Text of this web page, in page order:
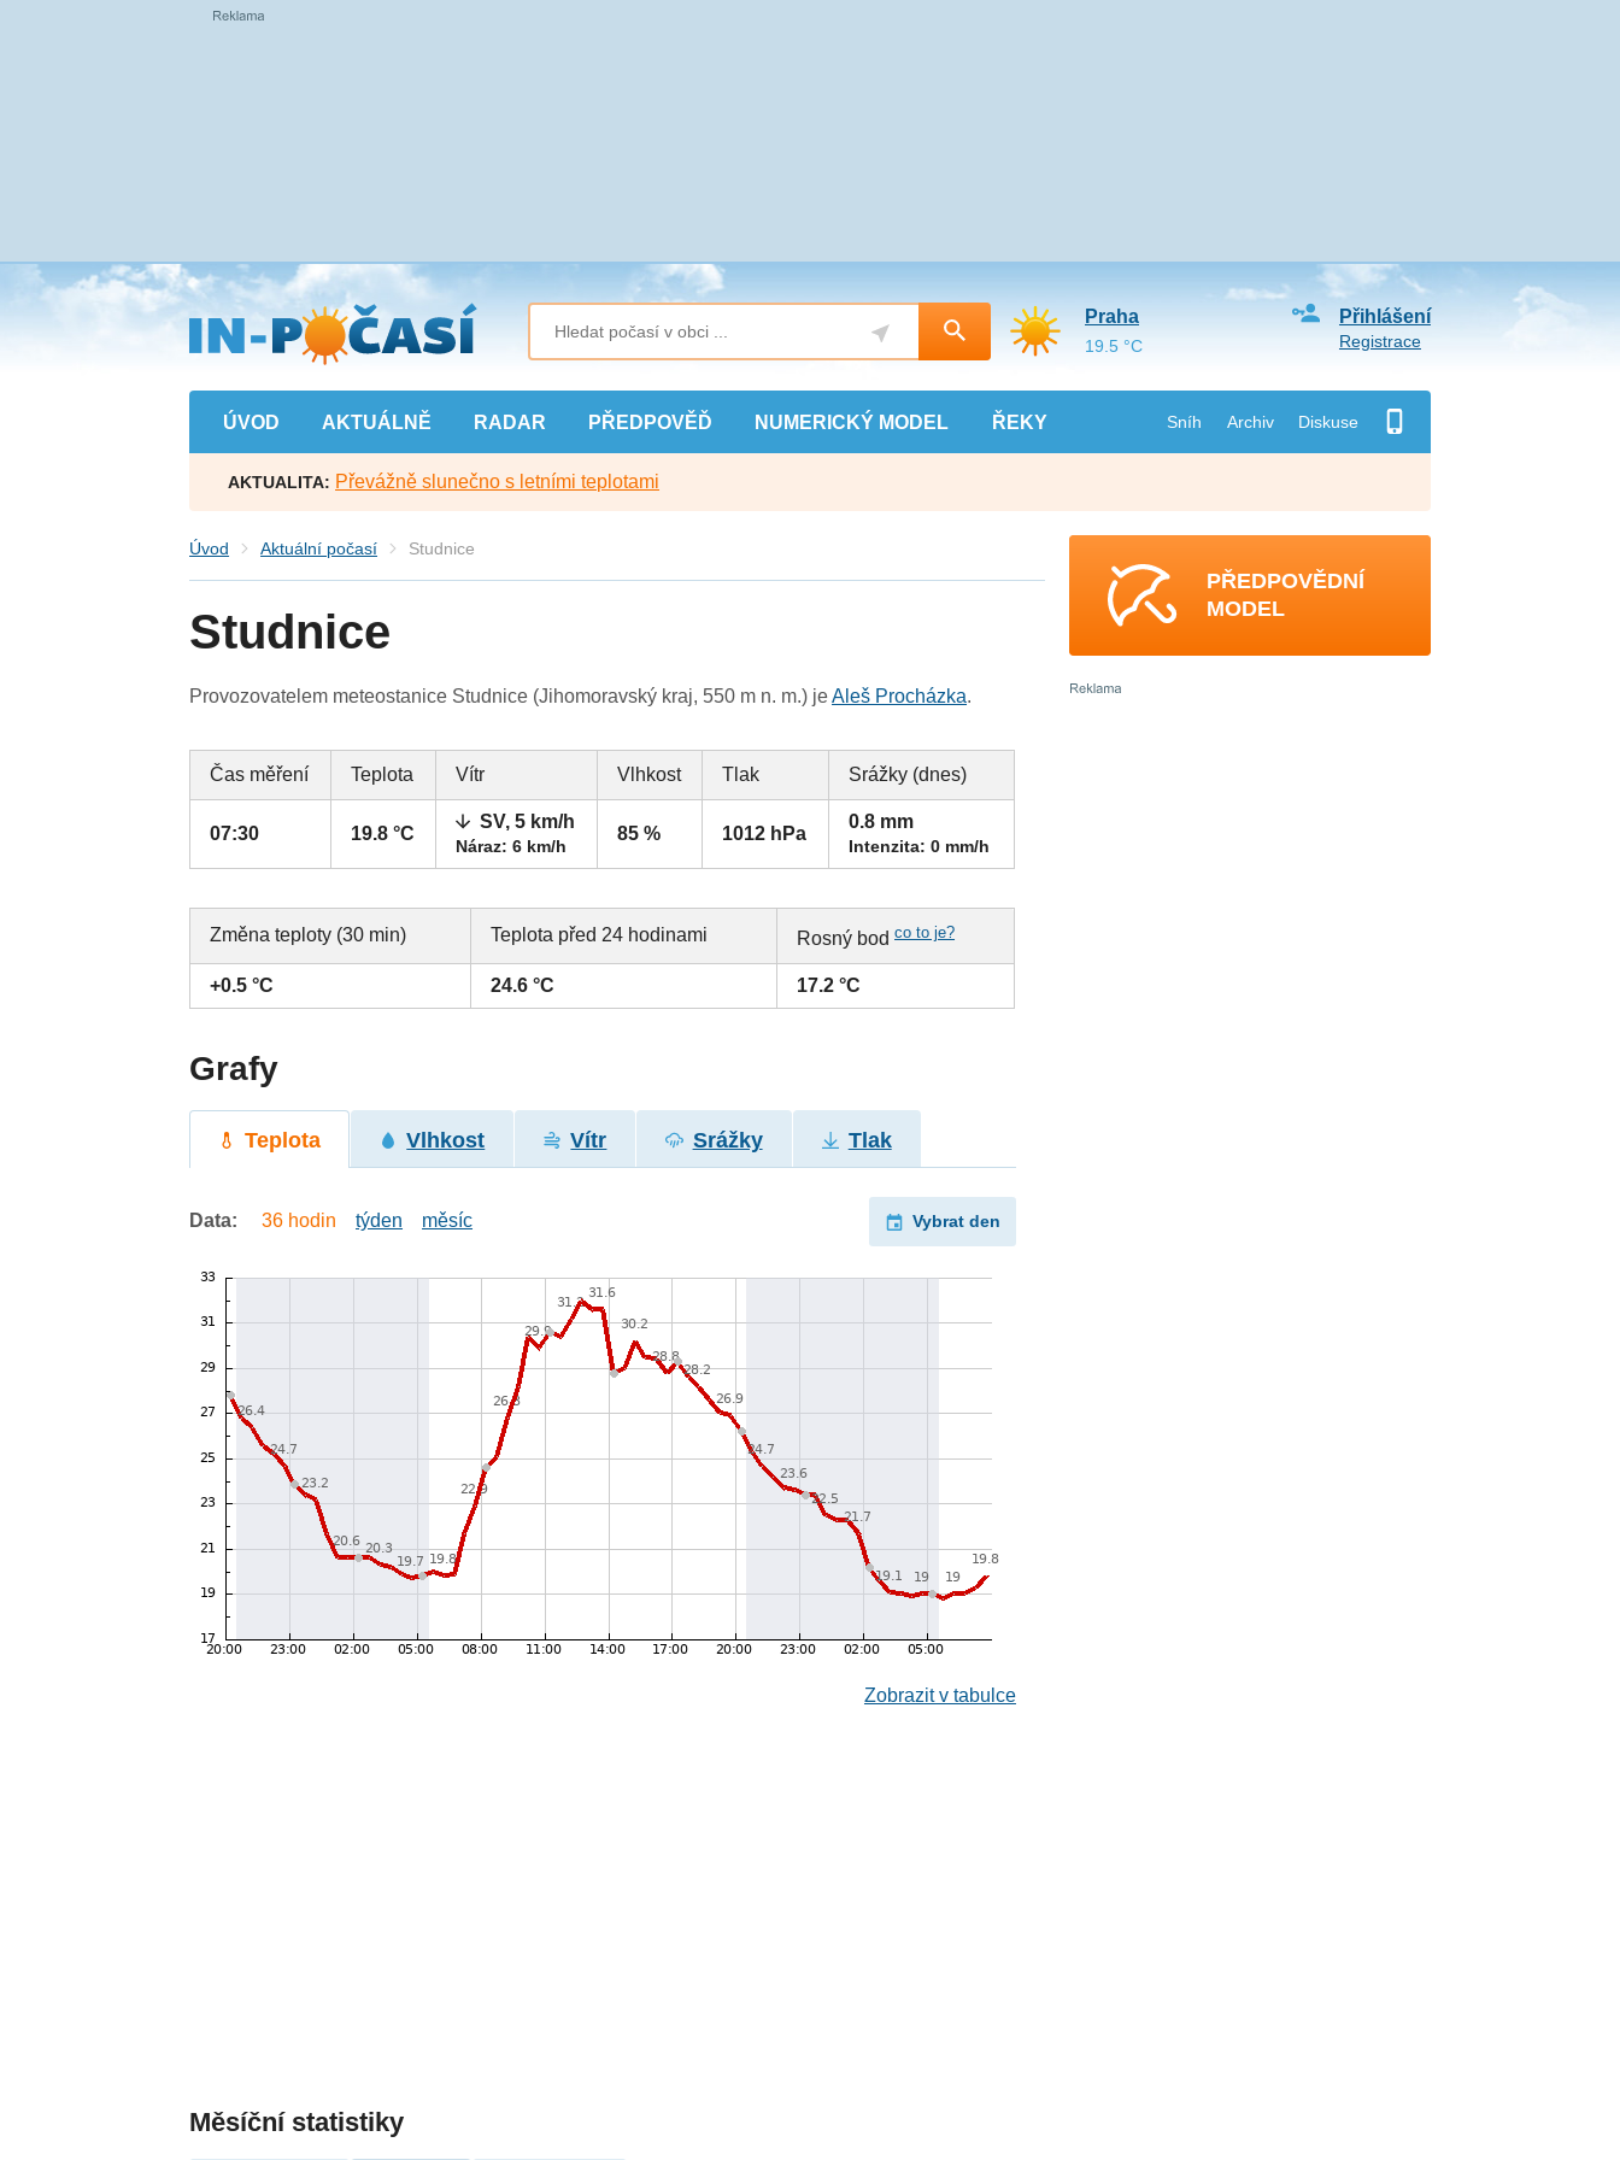
Přejít
na
hlavní
obsah
ÚVOD AKTUÁLNĚ RADAR PŘEDPOVĚĎ NUMERICKÝ MODEL ŘEKY Sníh Archiv Diskuse
Přihlášení
Registrace
Praha
19.5 °C
AKTUALITA: Převážně slunečno s letními teplotami
Úvod Aktuální počasí Studnice
Studnice
Provozovatelem meteostanice Studnice (Jihomoravský kraj, 550 m n. m.) jeAleš Procházka.
Čas měření Teplota Vítr Vlhkost Tlak Srážky (dnes)
07:30 19.8 °C
SV, 5 km/h
Náraz: 6 km/h
85 % 1012 hPa
0.8 mm
Intenzita: 0 mm/h
Změna teploty (30 min) Teplota před 24 hodinami Rosný bodco to je?
+0.5 °C 24.6 °C 17.2 °C
Grafy
Teplota Vlhkost Vítr Srážky Tlak
Data: 36 hodin týden měsíc Vybrat den
Zobrazit v tabulce
Měsíční statistiky
PŘEDPOVĚDNÍ
MODEL